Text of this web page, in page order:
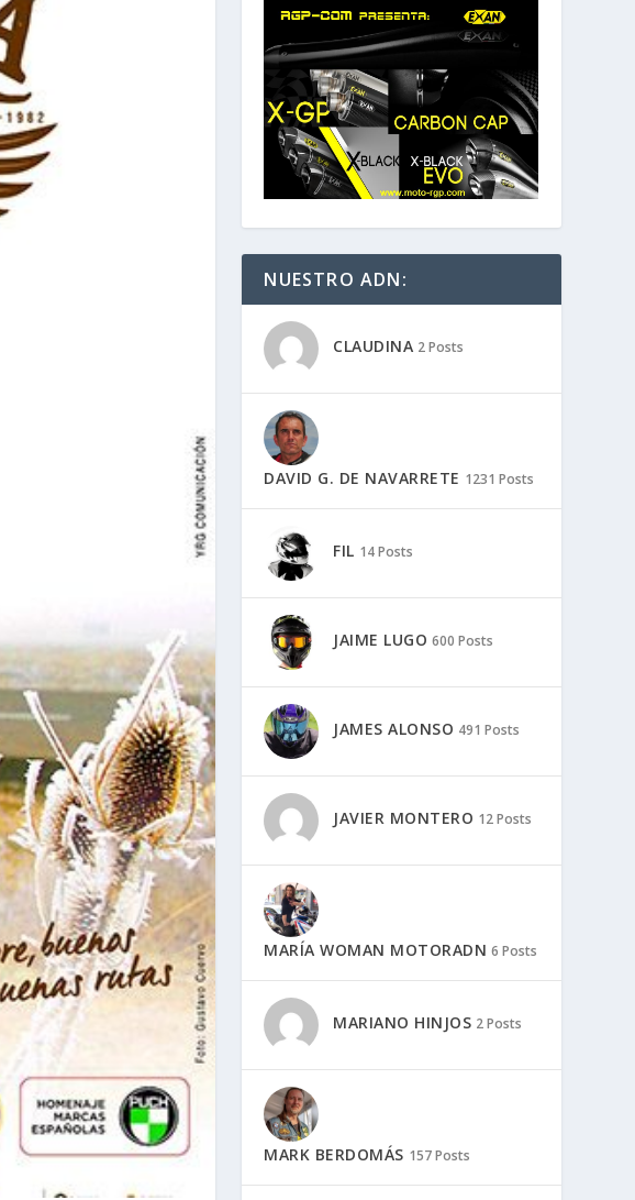
NUESTRO ADN:
CLAUDINA 2 Posts
DAVID G. DE NAVARRETE 1231 Posts
FIL 14 Posts
JAIME LUGO 600 Posts
JAMES ALONSO 491 Posts
JAVIER MONTERO 12 Posts
MARÍA WOMAN MOTORADN 6 Posts
MARIANO HINJOS 2 Posts
MARK BERDOMÁS 157 Posts